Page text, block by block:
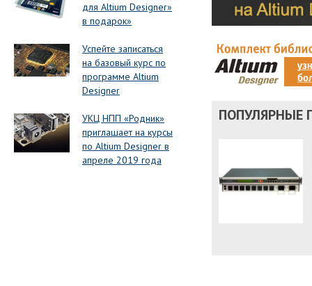
для Altium Designer»
в подарок»
Успейте записаться
на базовый курс по
программе Altium
Designer
УКЦ НПП «Родник»
приглашает на курсы
по Altium Designer в
апреле 2019 года
ПОПУЛЯРНЫЕ